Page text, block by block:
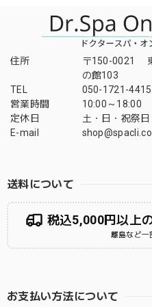
住所
〒150-0021
の館103
TEL
050-1721-4415
営業時間
10:00～18:00
定休日
土・日・祝祭日
E-mail
送料について
税込5,000円以上
離島など一
お支払い方法について